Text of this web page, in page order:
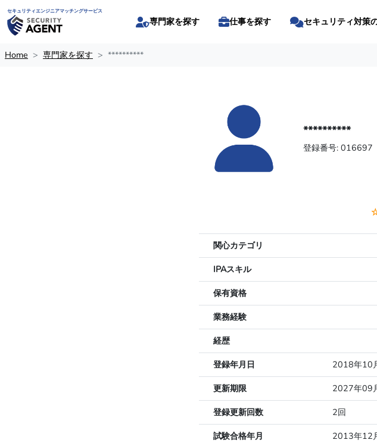
セキュリティエンジニアマッチングサービス
専門家を探す 仕事を探す セキュリティ対策
Home 専門家を探す **********
**********
登録番号: 016697
関心カテゴリ
IPAスキル
保有資格
業務経験
経歴
登録年月日
2018年10
更新期限
2027年09
登録更新回数
2回
試験合格年月
2013年12